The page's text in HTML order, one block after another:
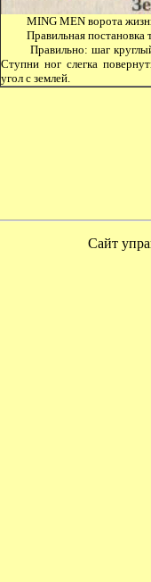
MING MEN ворота
Правильная постановка
Правильно: шаг
Ступни ног слегка
угол с землей.
Сайт